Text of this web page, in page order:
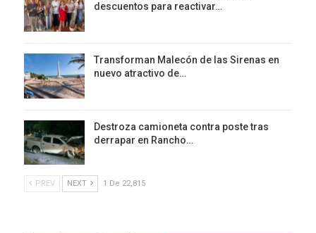
descuentos para reactivar…
Transforman Malecón de las Sirenas en
nuevo atractivo de…
Destroza camioneta contra poste tras
derrapar en Rancho…
PREV NEXT 1 De 22,815